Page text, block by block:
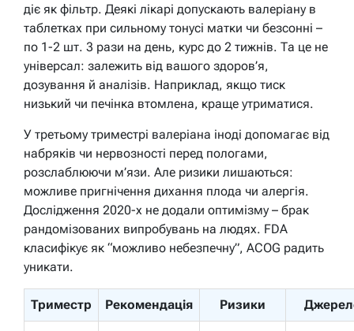
діє як фільтр. Деякі лікарі допускають валеріану в
таблетках при сильному тонусі матки чи безсонні –
по 1-2 шт. 3 рази на день, курс до 2 тижнів. Та це не
універсал: залежить від вашого здоров’я,
дозування й аналізів. Наприклад, якщо тиск
низький чи печінка втомлена, краще утриматися.
У третьому триместрі валеріана іноді допомагає від
набряків чи нервозності перед пологами,
розслаблюючи м’язи. Але ризики лишаються:
можливе пригнічення дихання плода чи алергія.
Дослідження 2020-х не додали оптимізму – брак
рандомізованих випробувань на людях. FDA
класифікує як “можливо небезпечну”, ACOG радить
уникати.
Триместр Рекомендація Ризики